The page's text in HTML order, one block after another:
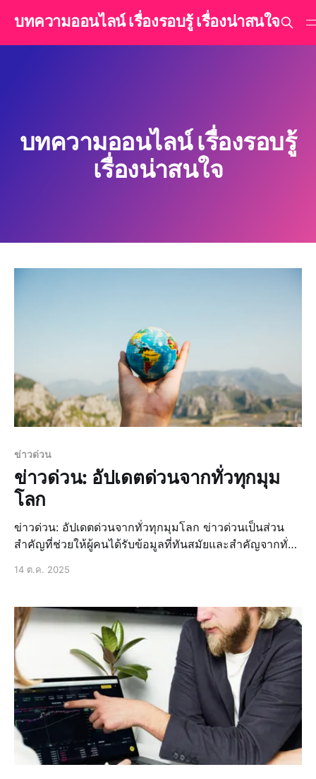
บทความออนไลน์ เรื่องรอบรู้ เรื่องน่าสนใจ
บทความออนไลน์ เรื่องรอบรู้
เรื่องน่าสนใจ
ข่าวด่วน
ข่าวด่วน: อัปเดตด่วนจากทั่วทุกมุม
โลก
ข่าวด่วน: อัปเดตด่วนจากทั่วทุกมุมโลก ข่าวด่วนเป็นส่วน
สำคัญที่ช่วยให้ผู้คนได้รับข้อมูลที่ทันสมัยและสำคัญจากทั่ว
กีฬา, หรือข่าวดังที่ทุกคนพูดถึง
14 ต.ค. 2025